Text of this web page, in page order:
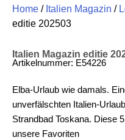
Home / Italien Magazin /
editie 202503
Italien Magazin editie
Artikelnummer: E54226
Elba-Urlaub wie damals.
unverfälschten Italien-Urlaub
Strandbad Toskana. Diese
unsere Favoriten